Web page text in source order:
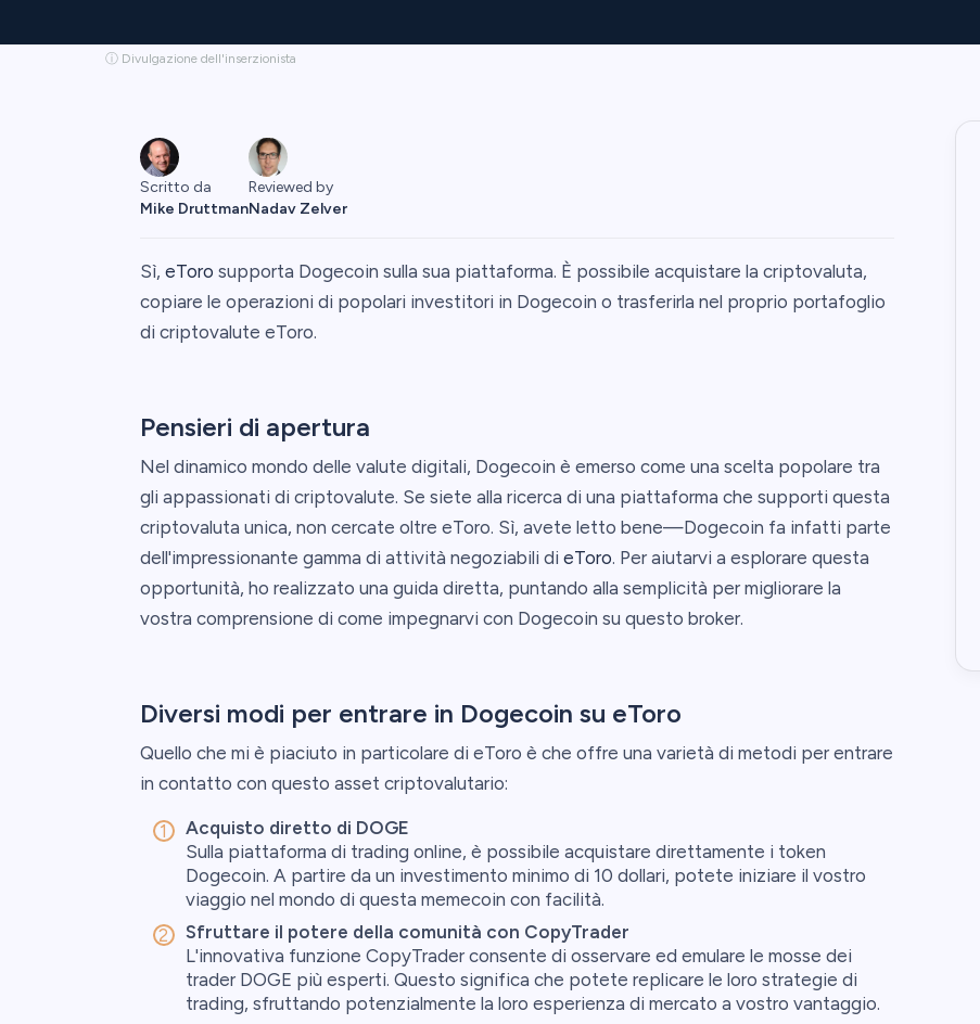
ⓘ Divulgazione dell'inserzionista
Scritto da
Mike Druttman
Reviewed by
Nadav Zelver
Sì, eToro supporta Dogecoin sulla sua piattaforma. È possibile acquistare la criptovaluta,
copiare le operazioni di popolari investitori in Dogecoin o trasferirla nel proprio portafoglio
di criptovalute eToro.
Pensieri di apertura
Nel dinamico mondo delle valute digitali, Dogecoin è emerso come una scelta popolare tra
gli appassionati di criptovalute. Se siete alla ricerca di una piattaforma che supporti questa
criptovaluta unica, non cercate oltre eToro. Sì, avete letto bene—Dogecoin fa infatti parte
dell'impressionante gamma di attività negoziabili di eToro. Per aiutarvi a esplorare questa
opportunità, ho realizzato una guida diretta, puntando alla semplicità per migliorare la
vostra comprensione di come impegnarvi con Dogecoin su questo broker.
Diversi modi per entrare in Dogecoin su eToro
Quello che mi è piaciuto in particolare di eToro è che offre una varietà di metodi per entrare
in contatto con questo asset criptovalutario:
Acquisto diretto di DOGE
Sulla piattaforma di trading online, è possibile acquistare direttamente i token
Dogecoin. A partire da un investimento minimo di 10 dollari, potete iniziare il vostro
viaggio nel mondo di questa memecoin con facilità.
Sfruttare il potere della comunità con CopyTrader
L'innovativa funzione CopyTrader consente di osservare ed emulare le mosse dei
trader DOGE più esperti. Questo significa che potete replicare le loro strategie di
trading, sfruttando potenzialmente la loro esperienza di mercato a vostro vantaggio.